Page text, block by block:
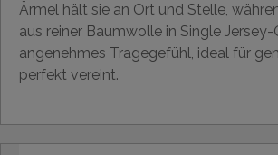
Ärmel hält sie an Ort und Stelle,
aus reiner Baumwolle in Single
angenehmes Tragegefühl, ideal für
perfekt vereint.